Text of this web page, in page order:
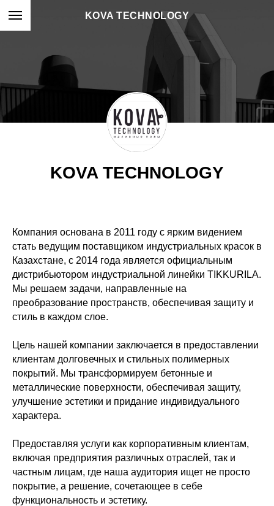
KOVA TECHNOLOGY
KOVA TECHNOLOGY
Компания основана в 2011 году с ярким видением
стать ведущим поставщиком индустриальных красок в
Казахстане, с 2014 года является официальным
дистрибьютором индустриальной линейки TIKKURILA.
Мы решаем задачи, направленные на
преобразование пространств, обеспечивая защиту и
стиль в каждом слое.
Цель нашей компании заключается в предоставлении
клиентам долговечных и стильных полимерных
покрытий. Мы трансформируем бетонные и
металлические поверхности, обеспечивая защиту,
улучшение эстетики и придание индивидуального
характера.
Предоставляя услуги как корпоративным клиентам,
включая предприятия различных отраслей, так и
частным лицам, где наша аудитория ищет не просто
покрытие, а решение, сочетающее в себе
функциональность и эстетику.